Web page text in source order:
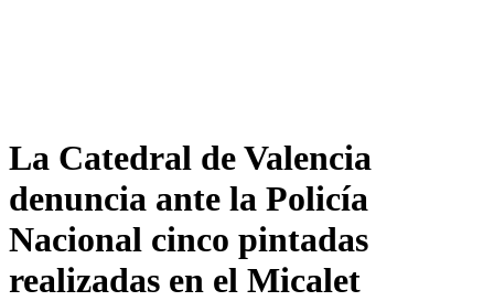
La Catedral de Valencia
denuncia ante la Policía
Nacional cinco pintadas
realizadas en el Micalet